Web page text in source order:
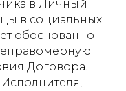
в Личный
в социальных
обоснованно
Договора.
Исполнителя,